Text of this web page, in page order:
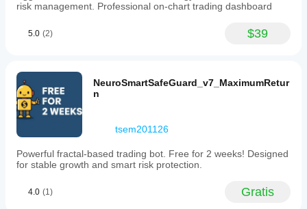
the
risk management. Professional on-chart trading dashboard
5.0 (2) $39
NeuroSmartSafeGuard_v7_MaximumRetur
n
tsem201126
Powerful fractal-based trading bot. Free for 2 weeks! Designed
for stable growth and smart risk protection.
4.0 (1) Gratis